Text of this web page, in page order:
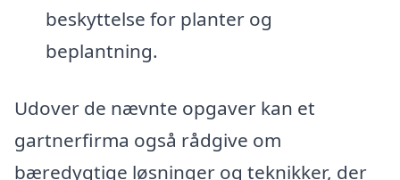
beskyttelse for planter og
beplantning.
Udover de nævnte opgaver kan et
gartnerfirma også rådgive om
bæredygtige løsninger og teknikker, der